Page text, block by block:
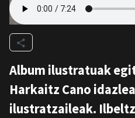
Album ilustratuak
Harkaitz Cano
ilustratzaileak.